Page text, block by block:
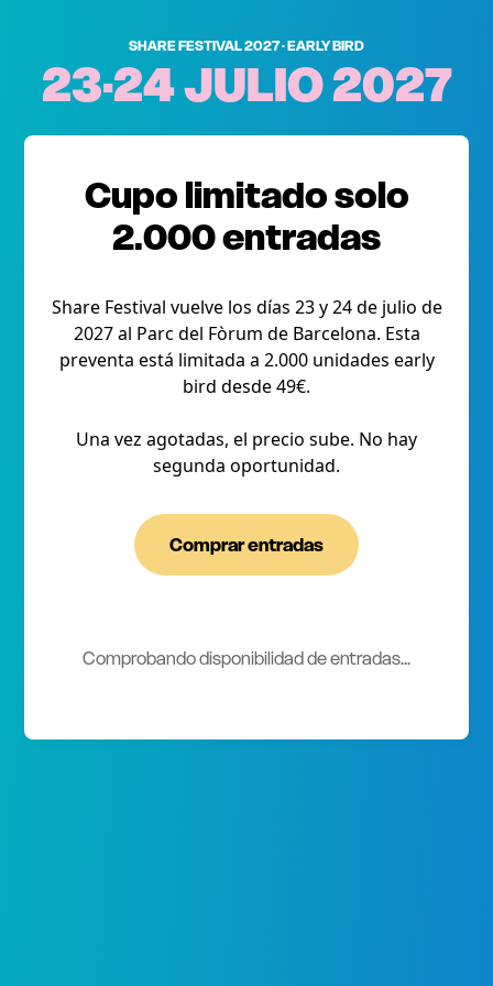
SHARE FESTIVAL 2027 · EARLY BIRD
23·24 JULIO 2027
Cupo limitado solo
2.000 entradas
Share Festival vuelve los días 23 y 24 de julio de
2027 al Parc del Fòrum de Barcelona. Esta
preventa está limitada a 2.000 unidades early
bird desde 49€.
Una vez agotadas, el precio sube. No hay
segunda oportunidad.
Comprar entradas
Comprobando disponibilidad de entradas...